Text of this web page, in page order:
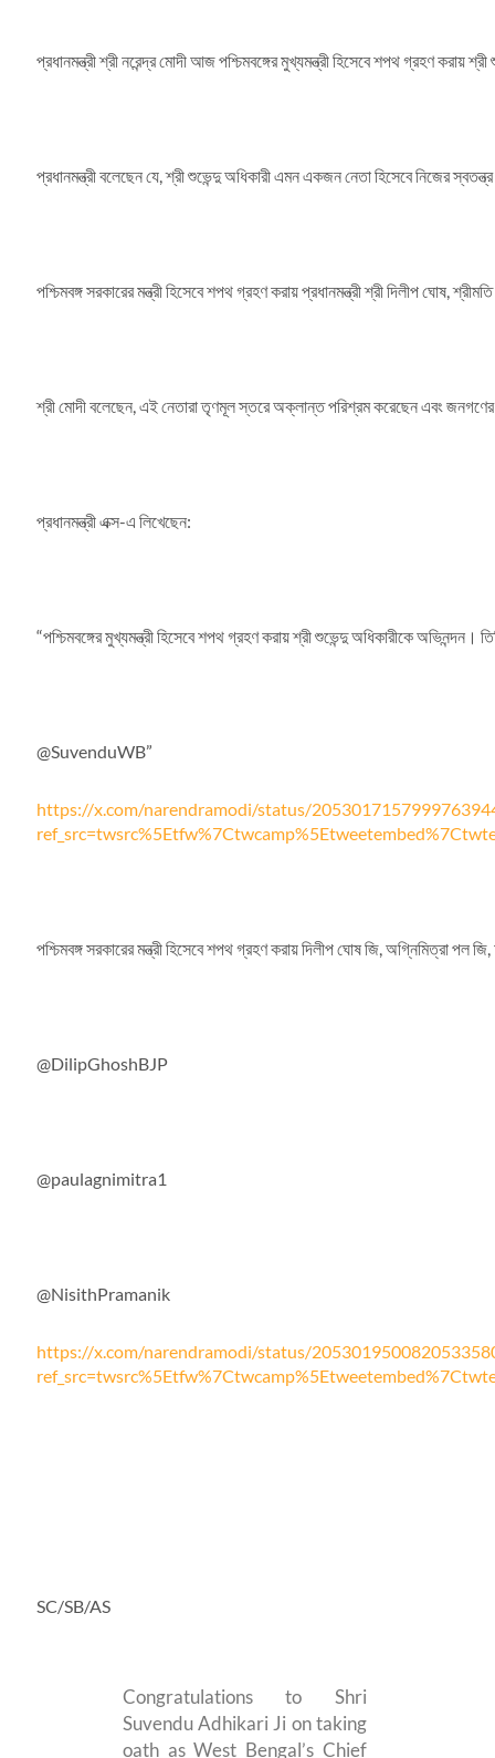
প্রধানমন্ত্রী শ্রী নরেন্দ্র মোদী আজ পশ্চিমবঙ্গের মুখ্যমন্ত্রী হিসেবে শপথ গ্রহণ করায়
প্রধানমন্ত্রী বলেছেন যে, শ্রী শুভেন্দু অধিকারী এমন একজন নেতা হিসেবে নিজের
পশ্চিমবঙ্গ সরকারের মন্ত্রী হিসেবে শপথ গ্রহণ করায় প্রধানমন্ত্রী শ্রী দিলীপ ঘোষ,
শ্রী মোদী বলেছেন, এই নেতারা তৃণমূল স্তরে অক্লান্ত পরিশ্রম করেছেন এবং জনগণের
প্রধানমন্ত্রী এক্স-এ লিখেছেন:
“পশ্চিমবঙ্গের মুখ্যমন্ত্রী হিসেবে শপথ গ্রহণ করায় শ্রী শুভেন্দু অধিকারীকে
@SuvenduWB”
https://x.com/narendramodi/status/
পশ্চিমবঙ্গ সরকারের মন্ত্রী হিসেবে শপথ গ্রহণ করায় দিলীপ ঘোষ জি, অগ্নিমিত্রা
@DilipGhoshBJP
@paulagnimitra1
@NisithPramanik
https://x.com/narendramodi/status/
SC/SB/AS
Congratulations to Shri
Suvendu Adhikari Ji on taking
oath as West Bengal’s Chief